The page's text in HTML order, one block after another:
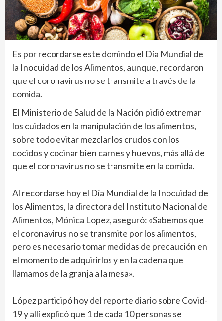
Es por recordarse este domindo el Día Mundial de
la Inocuidad de los Alimentos, aunque, recordaron
que el coronavirus no se transmite a través de la
comida.
El Ministerio de Salud de la Nación pidió extremar
los cuidados en la manipulación de los alimentos,
sobre todo evitar mezclar los crudos con los
cocidos y cocinar bien carnes y huevos, más allá de
que el coronavirus no se transmite en la comida.
Al recordarse hoy el Día Mundial de la Inocuidad de
los Alimentos, la directora del Instituto Nacional de
Alimentos, Mónica Lopez, aseguró: «Sabemos que
el coronavirus no se transmite por los alimentos,
pero es necesario tomar medidas de precaución en
el momento de adquirirlos y en la cadena que
llamamos de la granja a la mesa».
López participó hoy del reporte diario sobre Covid-
19 y allí explicó que 1 de cada 10 personas se